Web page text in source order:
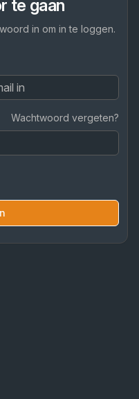
te gaan
in om in te loggen.
Wachtwoord vergeten?